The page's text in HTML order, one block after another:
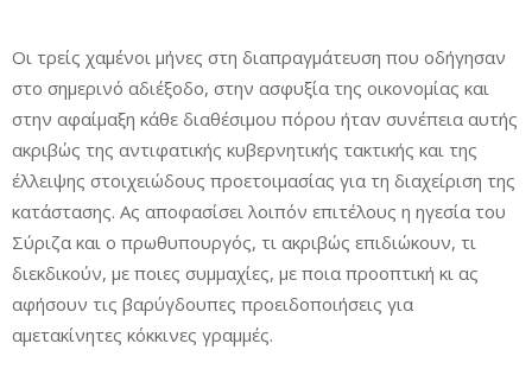
Οι τρείς χαμένοι μήνες στη διαπραγμάτευση που οδήγησαν
στο σημερινό αδιέξοδο, στην ασφυξία της οικονομίας και
στην αφαίμαξη κάθε διαθέσιμου πόρου ήταν συνέπεια αυτής
ακριβώς της αντιφατικής κυβερνητικής τακτικής και της
έλλειψης στοιχειώδους προετοιμασίας για τη διαχείριση της
κατάστασης. Ας αποφασίσει λοιπόν επιτέλους η ηγεσία του
Σύριζα και ο πρωθυπουργός, τι ακριβώς επιδιώκουν, τι
διεκδικούν, με ποιες συμμαχίες, με ποια προοπτική κι ας
αφήσουν τις βαρύγδουπες προειδοποιήσεις για
αμετακίνητες κόκκινες γραμμές.